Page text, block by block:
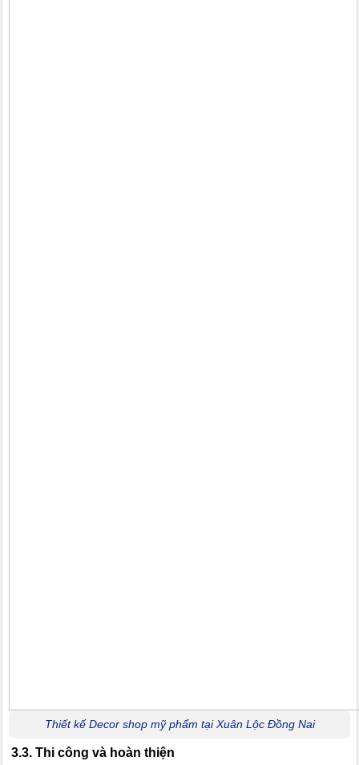
Thiết kế Decor shop mỹ phẩm tại Xuân Lộc Đồng Nai
3.3. Thi công và hoàn thiện